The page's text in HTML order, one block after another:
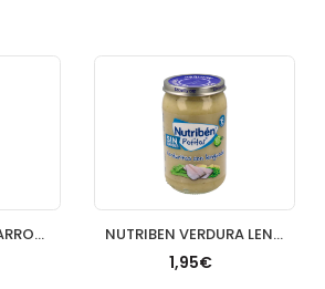
NUTRIBEN POLLO ARROZ 235G NUTRIBEN VERDURA LENGUADO 235G
1,95€